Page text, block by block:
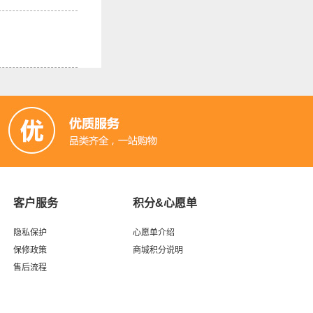
客户服务
隐私保护
保修政策
售后流程
积分&心愿单
心愿单介绍
商城积分说明